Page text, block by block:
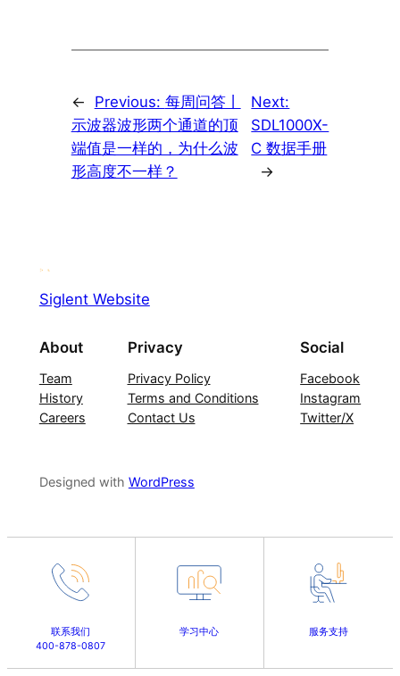
← Previous: 每周问答丨
示波器波形两个通道的顶
端值是一样的，为什么波
形高度不一样？
Next:
SDL1000X-
C 数据手册
→
Siglent Website
About
Team
History
Careers
Privacy
Privacy Policy
Terms and Conditions
Contact Us
Social
Facebook
Instagram
Twitter/X
Designed with WordPress
联系我们
400-878-0807
学习中心 服务支持